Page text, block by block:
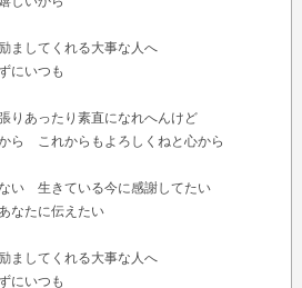
ましてくれる大事な人へ
にいつも
りあったり素直になれへんけど
ら これからもよろしくねと心から
い 生きている今に感謝してたい
なたに伝えたい
ましてくれる大事な人へ
にいつも